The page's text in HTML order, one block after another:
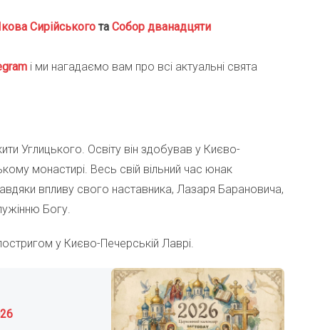
Сирійського та Собор дванадцяти
m і ми нагадаємо вам про всі актуальні свята
Углицького. Освіту він здобував у Києво-
монастирі. Весь свій вільний час юнак
впливу свого наставника, Лазаря Барановича,
Богу.
у Києво-Печерській Лаврі.